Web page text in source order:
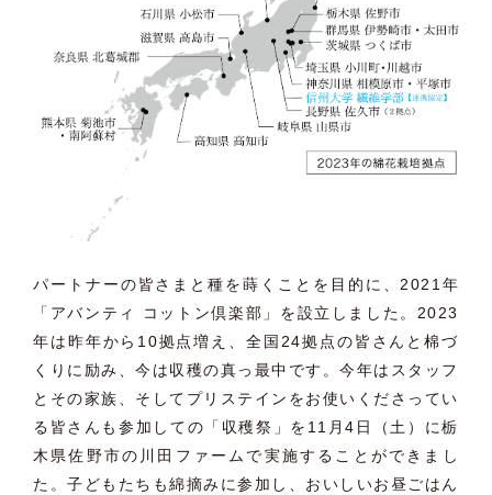
パートナーの皆さまと種を蒔くことを目的に、2021年
「 アバンティ コットン倶楽部」を設立しました。2023
年は昨年から10拠点増え、 全国24拠点の皆さんと棉づ
くりに励み、今は収穫の真っ最中です。今年はスタッフ
とその家族、 そしてプリステインをお使いくださってい
る皆さんも参加しての「 収穫祭」を11月4日（土） に栃
木県佐野市の川田ファームで実施することができまし
た。子どもたちも綿摘みに参加し、 おいしいお昼ごはん